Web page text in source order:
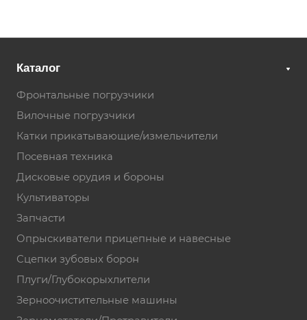
Каталог
Фронтальные погрузчики
Вилочные погрузчики
Катки прикатывающие/измельчители
Посевная техника
Дисковые орудия и бороны
Культиваторы
Запчасти
Опрыскиватели прицепные и навесные
Сцепки зубовых борон
Плуги/Глубокорыхлители
Зерноочистительные машины